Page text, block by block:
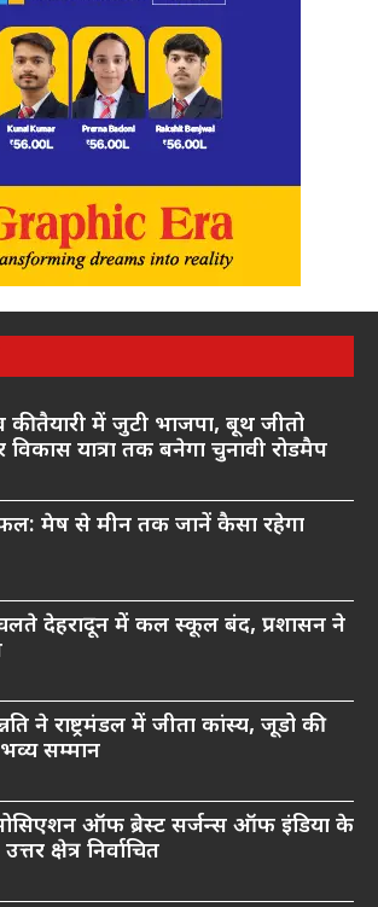
की तैयारी में जुटी भाजपा, बूथ जीतो
यात्रा तक बनेगा चुनावी रोडमैप
मेष से मीन तक जानें कैसा रहेगा
देहरादून में कल स्कूल बंद, प्रशासन ने
ने राष्ट्रमंडल में जीता कांस्य, जूडो की
सम्मान
ऑफ ब्रेस्ट सर्जन्स ऑफ इंडिया के
क्षेत्र निर्वाचित